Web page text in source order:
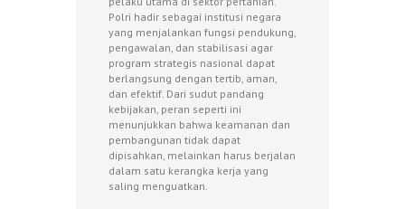
Polri hadir sebagai institusi negara
yang menjalankan fungsi pendukung,
pengawalan, dan stabilisasi agar
program strategis nasional dapat
berlangsung dengan tertib, aman,
dan efektif. Dari sudut pandang
kebijakan, peran seperti ini
menunjukkan bahwa keamanan dan
pembangunan tidak dapat
dipisahkan, melainkan harus berjalan
dalam satu kerangka kerja yang
saling menguatkan.